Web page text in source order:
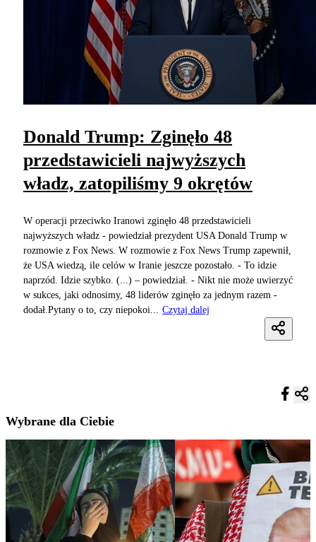
Donald Trump: Zginęło 48
przedstawicieli najwyższych
władz, zatopiliśmy 9 okrętów
W operacji przeciwko Iranowi zginęło 48 przedstawicieli
najwyższych władz - powiedział prezydent USA Donald Trump w
rozmowie z Fox News. W rozmowie z Fox News Trump zapewnił,
że USA wiedzą, ile celów w Iranie jeszcze pozostało. - To idzie
naprzód. Idzie szybko. (...) – powiedział. - Nikt nie może uwierzyć
w sukces, jaki odnosimy, 48 liderów zginęło za jednym razem -
dodał.Pytany o to, czy niepokoi...
Czytaj dalej
Wybrane dla Ciebie